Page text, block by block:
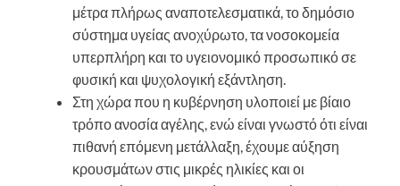
μέτρα πλήρως αναποτελεσματικά, το δημόσιο
σύστημα υγείας ανοχύρωτο, τα νοσοκομεία
υπερπλήρη και το υγειονομικό προσωπικό σε
φυσική και ψυχολογική εξάντληση.
Στη χώρα που η κυβέρνηση υλοποιεί με βίαιο
τρόπο ανοσία αγέλης, ενώ είναι γνωστό ότι είναι
πιθανή επόμενη μετάλλαξη, έχουμε αύξηση
κρουσμάτων στις μικρές ηλικίες και οι